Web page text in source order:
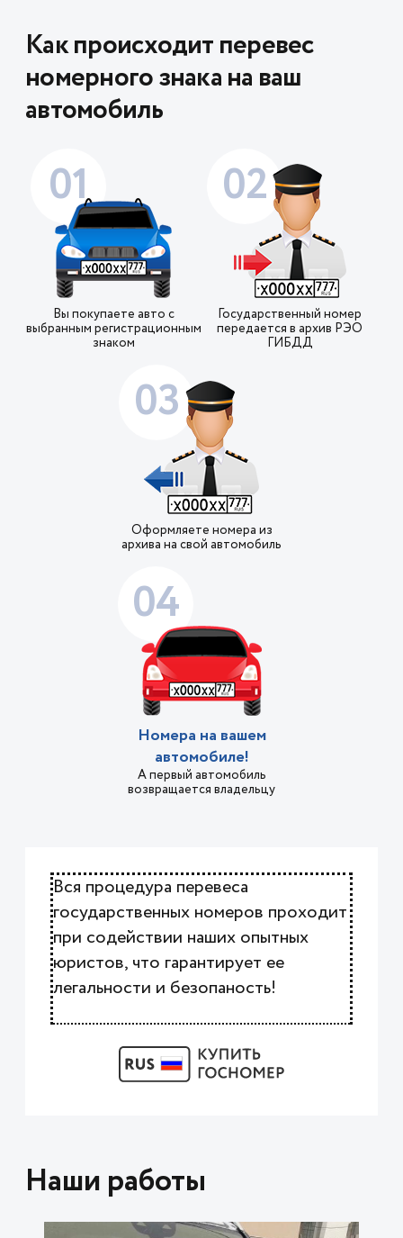
Как происходит перевес
номерного знака на ваш
автомобиль
01
Вы покупаете авто с
выбранным регистрационным
знаком
02
Государственный номер
передается в архив РЭО
ГИБДД
03
Оформляете номера из
архива на свой автомобиль
04
Номера на вашем
автомобиле!
А первый автомобиль
возвращается владельцу
Вся процедура перевеса
государственных номеров проходит
при содействии наших опытных
юристов, что гарантирует ее
легальности и безопаность!
Наши работы